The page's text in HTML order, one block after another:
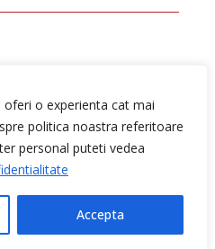
o experienta cat mai
politica noastra referitoare
personal puteti vedea
Accepta
Tehnica Alfa S.R.L